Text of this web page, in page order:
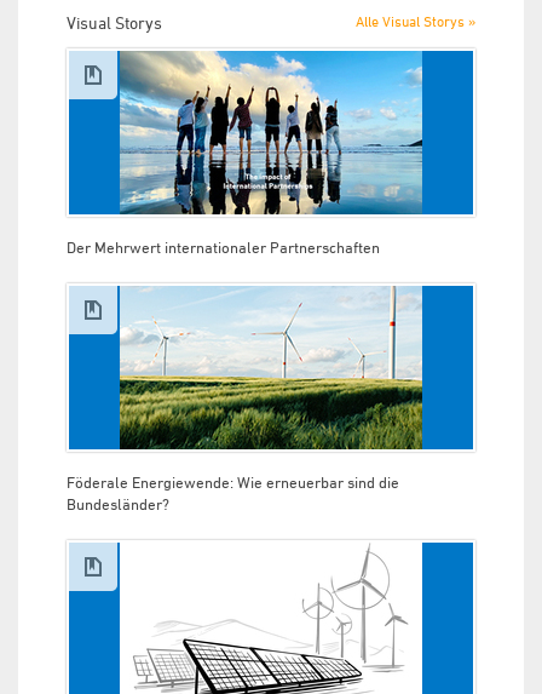
Visual Storys Alle Visual Storys »
Der Mehrwert internationaler Partnerschaften
Föderale Energiewende: Wie erneuerbar sind die
Bundesländer?